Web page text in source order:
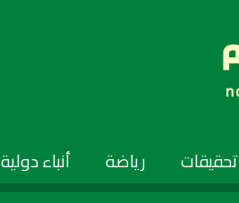
تحقيقات رياضة أنباء دولية